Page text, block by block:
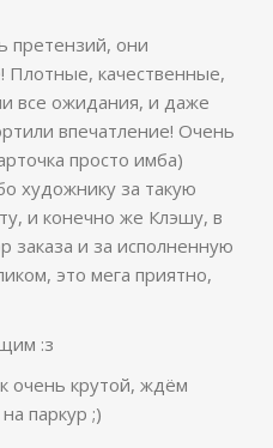
претензий, они
Плотные, качественные,
все ожидания, и даже
впечатление! Очень
просто имба)
художнику за такую
и конечно же Клэшу, в
заказа и за исполненную
это мега приятно,
:з
очень крутой, ждём
паркур ;)